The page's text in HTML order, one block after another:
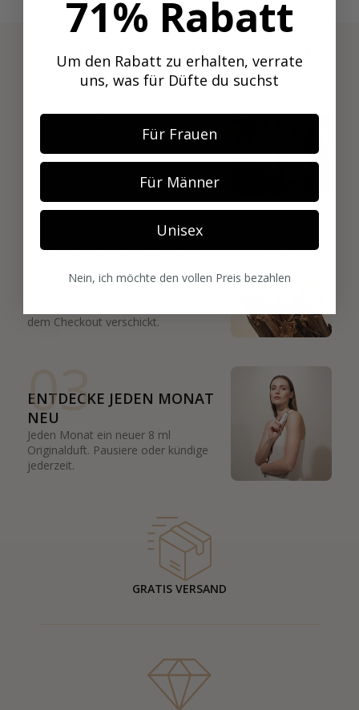
01
FINDE, WAS DIR GEFÄLLT
Durchstöbere 600+ Nischendüfte und
leg deine Favoriten direkt in deine Box.
02
WÄHLE DEINEN ERSTEN
dem Checkout verschickt.
03
ENTDECKE JEDEN MONAT
NEU
Jeden Monat ein neuer 8 ml
Originalduft. Pausiere oder kündige
jederzeit.
GRATIS VERSAND
71% Rabatt
Um den Rabatt zu erhalten, verrate
uns, was für Düfte du suchst
Für Frauen
Für Männer
Unisex
Nein, ich möchte den vollen Preis bezahlen